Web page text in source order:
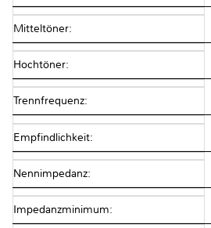
Mitteltöner:
Hochtöner:
Trennfrequenz:
Empfindlichkeit:
Nennimpedanz:
Impedanzminimum: